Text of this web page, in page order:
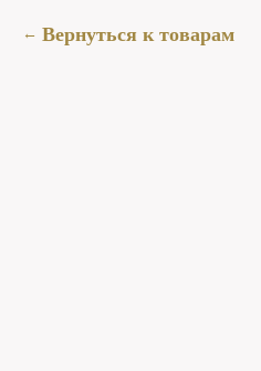
Вернуться к товарам